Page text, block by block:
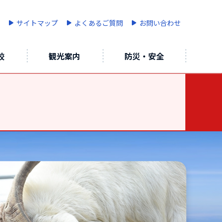
観光案内 防災・安全
サイトマップ よくあるご質問 お問い合わせ